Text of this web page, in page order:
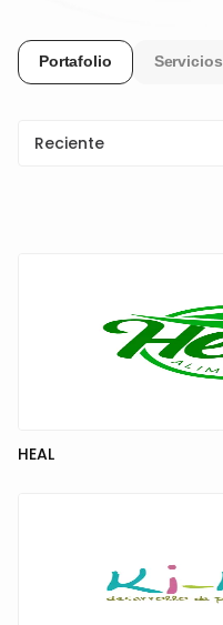
CONTÁCTANOS
Nuevo diseño
NEDERLANDS
FRANÇAIS
Portafolio Servicios
Reciente
HEAL